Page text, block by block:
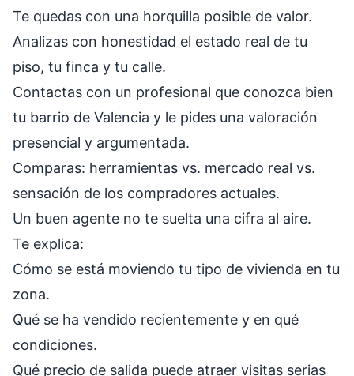
Te quedas con una horquilla posible de valor.
Analizas con honestidad el estado real de tu
piso, tu finca y tu calle.
Contactas con un profesional que conozca bien
tu barrio de Valencia y le pides una valoración
presencial y argumentada.
Comparas: herramientas vs. mercado real vs.
sensación de los compradores actuales.
Un buen agente no te suelta una cifra al aire.
Te explica:
Cómo se está moviendo tu tipo de vivienda en tu
zona.
Qué se ha vendido recientemente y en qué
condiciones.
Qué precio de salida puede atraer visitas serias